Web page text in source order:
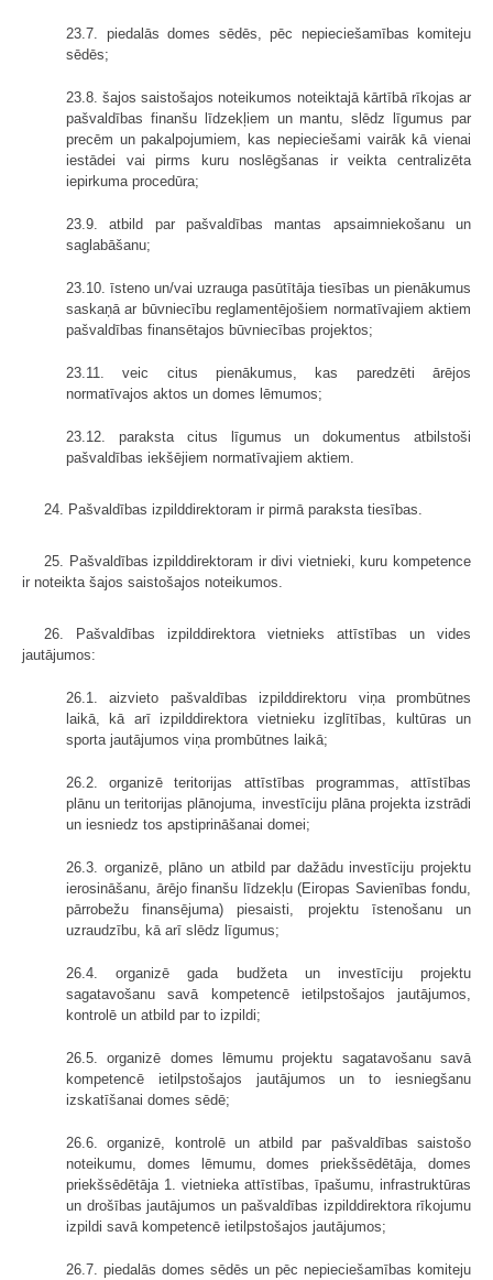
23.7. piedalās domes sēdēs, pēc nepieciešamības komiteju
sēdēs;
23.8. šajos saistošajos noteikumos noteiktajā kārtībā rīkojas ar
pašvaldības finanšu līdzekļiem un mantu, slēdz līgumus par
precēm un pakalpojumiem, kas nepieciešami vairāk kā vienai
iestādei vai pirms kuru noslēgšanas ir veikta centralizēta
iepirkuma procedūra;
23.9. atbild par pašvaldības mantas apsaimniekošanu un
saglabāšanu;
23.10. īsteno un/vai uzrauga pasūtītāja tiesības un pienākumus
saskaņā ar būvniecību reglamentējošiem normatīvajiem aktiem
pašvaldības finansētajos būvniecības projektos;
23.11. veic citus pienākumus, kas paredzēti ārējos
normatīvajos aktos un domes lēmumos;
23.12. paraksta citus līgumus un dokumentus atbilstoši
pašvaldības iekšējiem normatīvajiem aktiem.
24. Pašvaldības izpilddirektoram ir pirmā paraksta tiesības.
25. Pašvaldības izpilddirektoram ir divi vietnieki, kuru kompetence
ir noteikta šajos saistošajos noteikumos.
26. Pašvaldības izpilddirektora vietnieks attīstības un vides
jautājumos:
26.1. aizvieto pašvaldības izpilddirektoru viņa prombūtnes
laikā, kā arī izpilddirektora vietnieku izglītības, kultūras un
sporta jautājumos viņa prombūtnes laikā;
26.2. organizē teritorijas attīstības programmas, attīstības
plānu un teritorijas plānojuma, investīciju plāna projekta izstrādi
un iesniedz tos apstiprināšanai domei;
26.3. organizē, plāno un atbild par dažādu investīciju projektu
ierosināšanu, ārējo finanšu līdzekļu (Eiropas Savienības fondu,
pārrobežu finansējuma) piesaisti, projektu īstenošanu un
uzraudzību, kā arī slēdz līgumus;
26.4. organizē gada budžeta un investīciju projektu
sagatavošanu savā kompetencē ietilpstošajos jautājumos,
kontrolē un atbild par to izpildi;
26.5. organizē domes lēmumu projektu sagatavošanu savā
kompetencē ietilpstošajos jautājumos un to iesniegšanu
izskatīšanai domes sēdē;
26.6. organizē, kontrolē un atbild par pašvaldības saistošo
noteikumu, domes lēmumu, domes priekšsēdētāja, domes
priekšsēdētāja 1. vietnieka attīstības, īpašumu, infrastruktūras
un drošības jautājumos un pašvaldības izpilddirektora rīkojumu
izpildi savā kompetencē ietilpstošajos jautājumos;
26.7. piedalās domes sēdēs un pēc nepieciešamības komiteju